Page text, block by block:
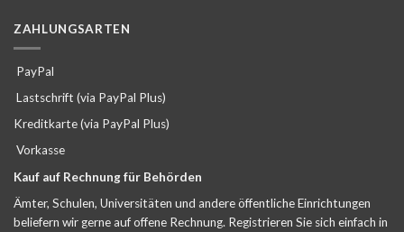
ZAHLUNGSARTEN
PayPal
Lastschrift (via PayPal Plus)
Kreditkarte (via PayPal Plus)
Vorkasse
Kauf auf Rechnung für Behörden
Ämter, Schulen, Universitäten und andere öffentliche Einrichtungen
beliefern wir gerne auf offene Rechnung. Registrieren Sie sich einfach in